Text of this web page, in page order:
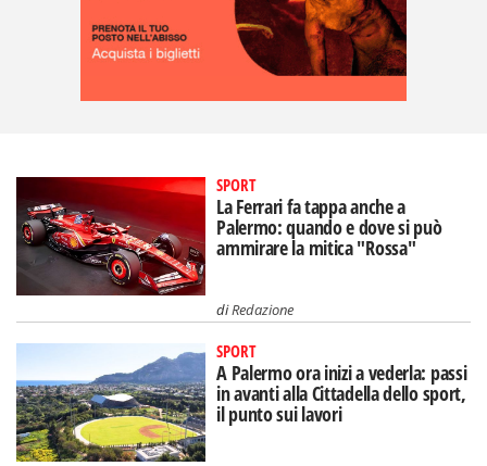
SPORT
La Ferrari fa tappa anche a
Palermo: quando e dove si può
ammirare la mitica "Rossa"
diRedazione
SPORT
A Palermo ora inizi a vederla: passi
in avanti alla Cittadella dello sport,
il punto sui lavori